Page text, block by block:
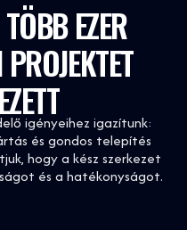
EZER
igényeihez igazítunk:
és gondos telepítés
hogy a kész szerkezet
és a hatékonyságot.